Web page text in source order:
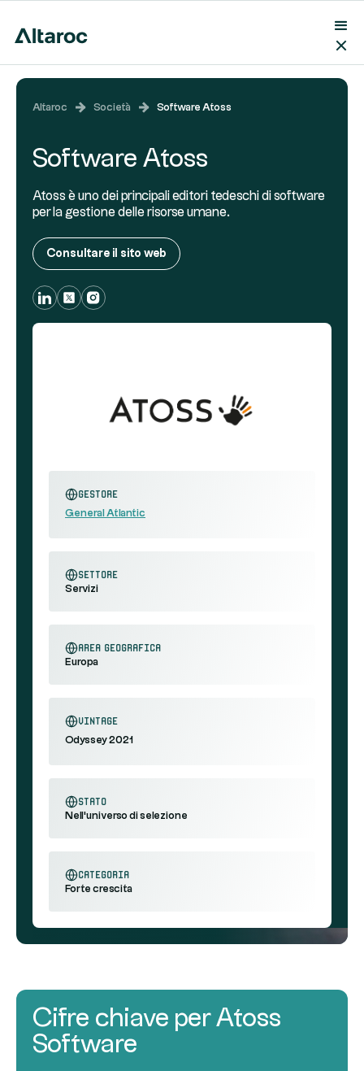
Altaroc Società Software Atoss
Gestore
General Atlantic
settore
Servizi
area geografica
Europa
Vintage
Odyssey 2021
stato
Nell'universo di selezione
categoria
Forte crescita
Software Atoss
Atoss è uno dei principali editori tedeschi di software
per la gestione delle risorse umane.
Consultare il sito web
Cifre chiave per Atoss
Software